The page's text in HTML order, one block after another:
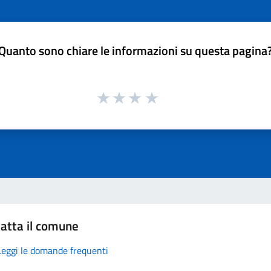
sono chiare le informazioni su questa
il comune
le domande frequenti